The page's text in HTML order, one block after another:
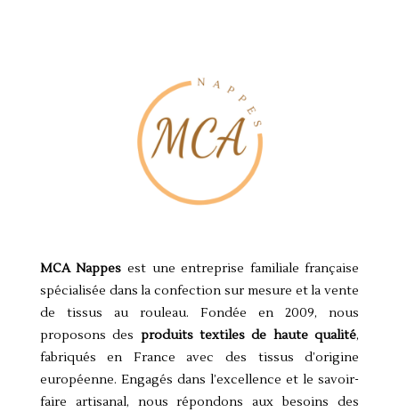
MCA Nappes est une entreprise familiale française
spécialisée dans la confection sur mesure et la vente
de tissus au rouleau. Fondée en 2009, nous
proposons des produits textiles de haute qualité,
fabriqués en France avec des tissus d’origine
européenne. Engagés dans l’excellence et le savoir-
faire artisanal, nous répondons aux besoins des